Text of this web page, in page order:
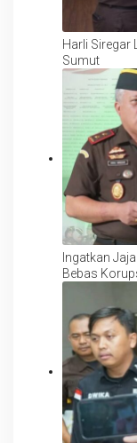
Harli Siregar
Sumut
Ingatkan
Bebas